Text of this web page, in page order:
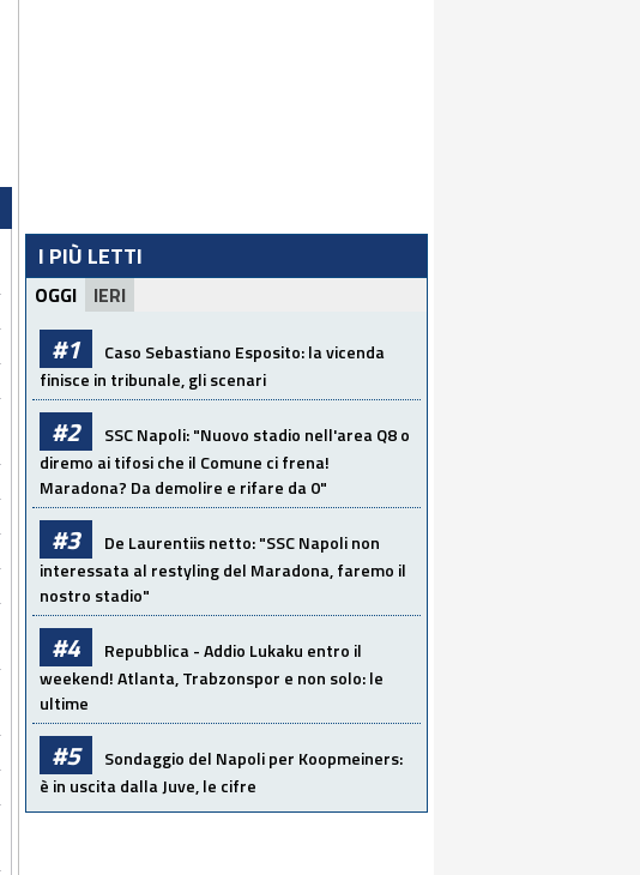
I PIÙ LETTI
OGGI IERI
#1
Caso Sebastiano Esposito: la vicenda
finisce in tribunale, gli scenari
#2
SSC Napoli: "Nuovo stadio nell'area Q8 o
diremo ai tifosi che il Comune ci frena!
Maradona? Da demolire e rifare da 0"
#3
De Laurentiis netto: "SSC Napoli non
interessata al restyling del Maradona, faremo il
nostro stadio"
#4
Repubblica - Addio Lukaku entro il
weekend! Atlanta, Trabzonspor e non solo: le
ultime
#5
Sondaggio del Napoli per Koopmeiners:
è in uscita dalla Juve, le cifre